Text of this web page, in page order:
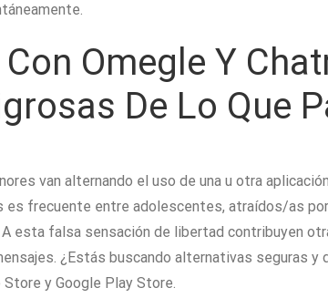
Omegle Y
De Lo Que
van alternando el uso de una u otra
frecuente entre adolescentes, atraídos/as
esta falsa sensación de libertad contribuyen
¿Estás buscando alternativas seguras
y Google Play Store.